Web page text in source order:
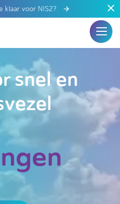
klaar voor NIS2?
snel en